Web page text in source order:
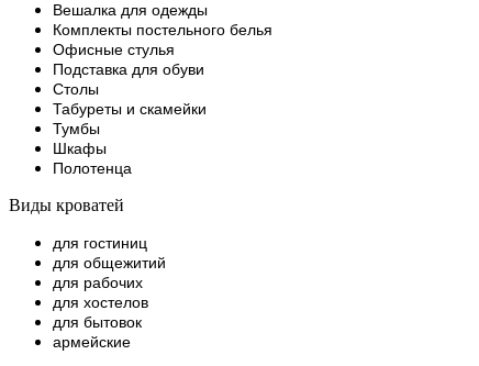
Вешалка для одежды
Комплекты постельного белья
Офисные стулья
Подставка для обуви
Столы
Табуреты и скамейки
Тумбы
Шкафы
Полотенца
Виды кроватей
для гостиниц
для общежитий
для рабочих
для хостелов
для бытовок
армейские